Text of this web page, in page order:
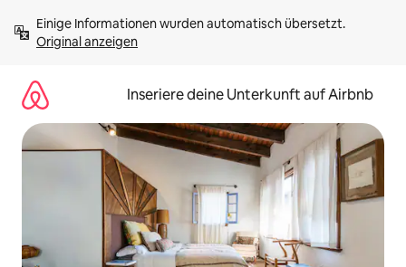
Inhalten
springenOriginal anzeigen
Inseriere deine Unterkunft auf Airbnb